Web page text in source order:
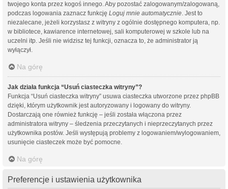
twojego konta przez kogoś innego. Aby pozostać zalogowanym/zalogowaną,
podczas logowania zaznacz funkcję Loguj mnie automatycznie. Jest to
niezalecane, jeżeli korzystasz z witryny z ogólnie dostępnego komputera, np.
w bibliotece, kawiarence internetowej, sali komputerowej w szkole lub na
uczelni itp. Jeśli nie widzisz tej funkcji, oznacza to, że administrator ją
wyłączył.
Na górę
Jak działa funkcja “Usuń ciasteczka witryny”?
Funkcja “Usuń ciasteczka witryny” usuwa ciasteczka utworzone przez phpBB
dzięki, którym użytkownik jest autoryzowany i logowany do witryny.
Dostarczają one również funkcję – jeśli została włączona przez
administratora witryny – śledzenia przeczytanych i nieprzeczytanych przez
użytkownika postów. Jeśli występują problemy z logowaniem/wylogowaniem,
usunięcie ciasteczek może być pomocne.
Na górę
Preferencje i ustawienia użytkownika